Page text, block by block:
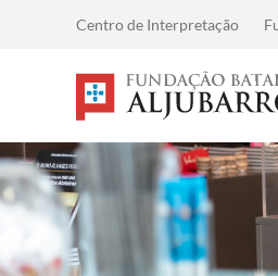
Centro de Interpretação